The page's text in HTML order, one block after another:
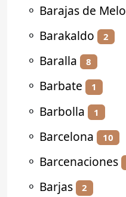
⚬ Barajas de Melo
⚬ Barakaldo 2
⚬ Baralla 8
⚬ Barbate 1
⚬ Barbolla 1
⚬ Barcelona 10
⚬ Barcenaciones
⚬ Barjas 2